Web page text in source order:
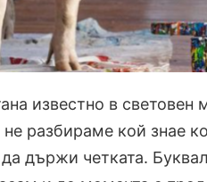
известно в
не разбираме кой знае
да държи четката.